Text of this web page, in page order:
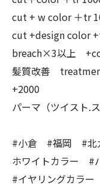
cut + w color ＋tr
cut +design color
breach×3以上
髪質改善
+2000
パーマ（ツイスト.
#小倉 #福岡 #北
ホワイトカラー #
#イヤリングカラ